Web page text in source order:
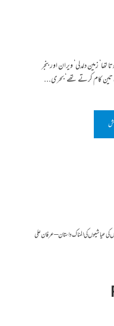
ہوتا تھا‘ زمین دلدلی‘ ویران اور بنجر
کام کرتے تھے‘ بحری...
عیاشیوں کی المناک داستان – عرفان علی